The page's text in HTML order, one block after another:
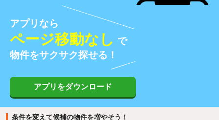
アプリなら
ページ移動なし で
物件をサクサク探せる！
アプリをダウンロード
条件を変えて候補の物件を増やそう！